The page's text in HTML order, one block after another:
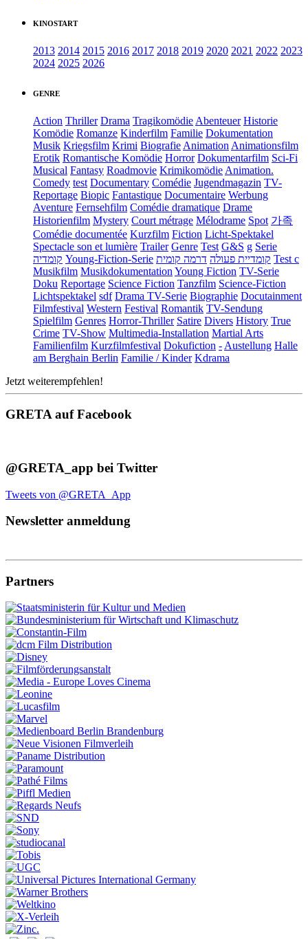
KINOSTART
2013 2014 2015 2016 2017 2018 2019 2020 2021 2022 2023
2024 2025 2026
GENRE
Action Thriller Drama Tragikomödie Abenteuer Historie
Komödie Romanze Kinderfilm Familie Dokumentation
Musik Kriegsfilm Krimi Biografie Animation Animationsfilm
Erotik Romantische Komödie Horror Dokumentarfilm Sci-Fi
Musical Fantasy Roadmovie Krimikomödie Animation.
Comedy test Documentary Comédie Jugendmagazin TV-
Reportage Biopic Fantastique Documentaire Werbung
Aventure Fernsehfilm Comédie dramatique Drame
Historienfilm Mystery Court métrage Mélodrame Spot 가족
Comédie documentée Kurzfilm Fiction Licht-Spektakel
Spectacle son et lumière Trailer Genre Test G&S g Serie
קומדיה Young-Fiction-Serie קומדיית פעולה דרמה קומית
Test c
Musikfilm Musikdokumentation Young Fiction TV-Serie
Doku Reportage Science Fiction Tanzfilm Science-Fiction
Lichtspektakel sdf Drama TV-Serie Biographie Docutainment
Filmfestival Western Festival Romantik TV-Sendung
Spielfilm Genres Horror-Thriller Satire Divers History True
Crime TV-Show Multimedia-Installation Martial Arts
Familienfilm Kurzfilmfestival Dokufiction - Austellung Halle
am Berghain Berlin Familie / Kinder Kdrama
Jetzt weiterempfehlen!
GRETA auf Facebook
@GRETA_app bei Twitter
Tweets von @GRETA_App
Newsletter anmeldung
Partners